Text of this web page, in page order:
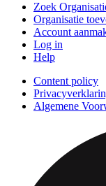
Zoek
Organisatie
Account
Log in
Help
Content policy
Algemene